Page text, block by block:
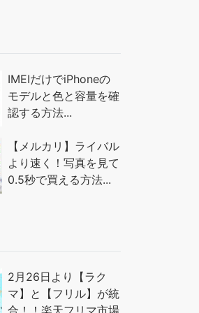
IMEIだけでiPhoneの
モデルと色と容量を確
認する方法...
【メルカリ】ライバル
より速く！写真を見て
0.5秒で買える方法...
2月26日より【ラク
マ】と【フリル】が統
合！！楽天フリマ市場